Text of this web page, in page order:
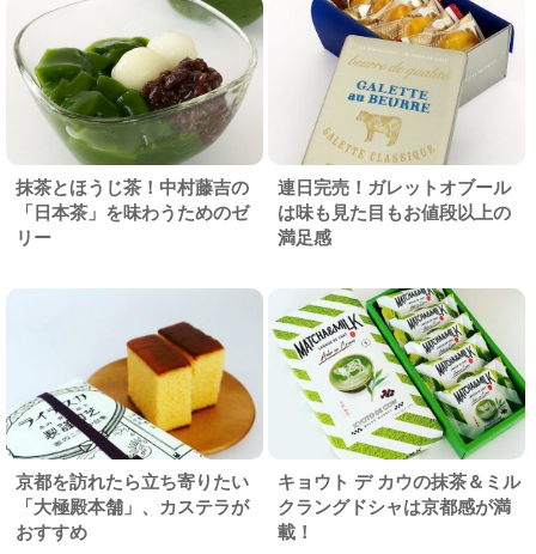
抹茶とほうじ茶！中村藤吉の
「日本茶」を味わうためのゼ
リー
連日完売！ガレットオブール
は味も見た目もお値段以上の
満足感
京都を訪れたら立ち寄りたい
「大極殿本舗」、カステラが
おすすめ
キョウト デ カウの抹茶＆ミル
クラングドシャは京都感が満
載！